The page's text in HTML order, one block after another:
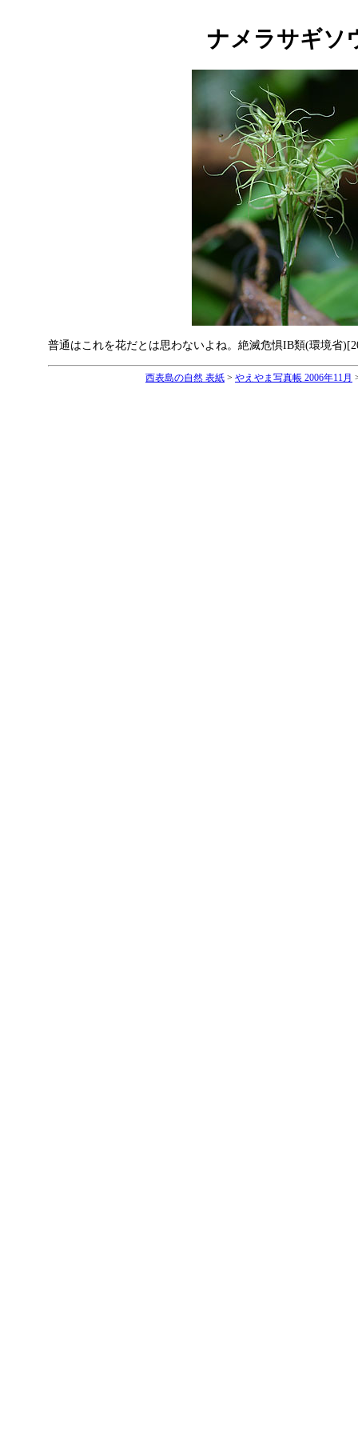
ナメラサギソ
普通はこれを花だとは思わないよね。絶滅危惧IB類(環境省
西表島の自然 表紙 > やえやま写真帳 2006年11月